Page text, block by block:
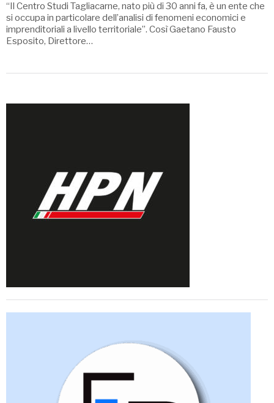
“Il Centro Studi Tagliacarne, nato più di 30 anni fa, è un ente che
si occupa in particolare dell’analisi di fenomeni economici e
imprenditoriali a livello territoriale”. Così Gaetano Fausto
Esposito, Direttore…